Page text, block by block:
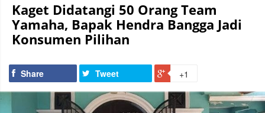
Kaget Didatangi 50 Orang Team
Yamaha, Bapak Hendra Bangga Jadi
Konsumen Pilihan
Share Tweet +1